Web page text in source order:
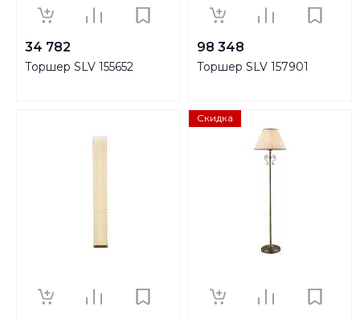
34 782
Торшер SLV 155652
98 348
Торшер SLV 157901
Скидка